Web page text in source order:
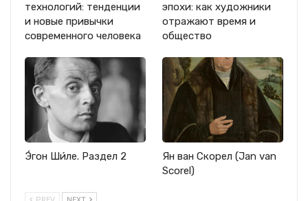
технологий: тенденции
и новые привычки
современного человека
эпохи: как художники
отражают время и
общество
Э́гон Ши́ле. Раздел 2
Ян ван Скорел (Jan van
Scorel)